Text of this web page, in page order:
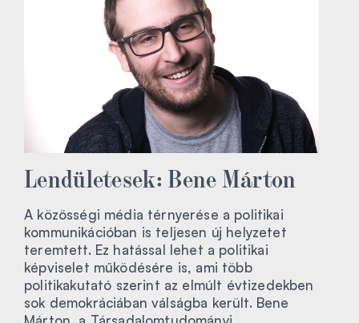
Lendületesek: Bene Márton
A közösségi média térnyerése a politikai
kommunikációban is teljesen új helyzetet
teremtett. Ez hatással lehet a politikai
képviselet működésére is, ami több
politikakutató szerint az elmúlt évtizedekben
sok demokráciában válságba került. Bene